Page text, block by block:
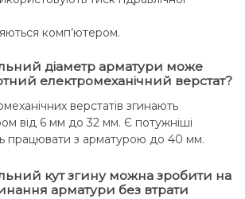
комп’ютером.
діаметр арматури може
електромеханічний верстат?
верстатів згинають
від 6 мм до 32 мм. Є потужніші
працювати з арматурою до 40 мм.
кут згину можна зробити на
арматури без втрати